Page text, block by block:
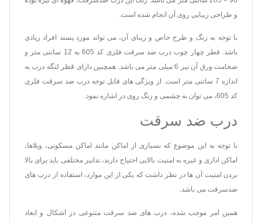
و طراحی زیبایی روی آن انجام شده است.
با توجه به رنگ و طرح خاص و زیبای آن، می تواند مورد پسند افراد زیادی
باشد. قطر چهار چوب درب ضد سرقت فلزی کد 605 به 12 سانتی متر و
ضخامت ورق آن نیز 6 میلی متر می باشد. همچنین دارای قطر لنگه درب به
اندازه 7 سانتی متر است. از ویژگی های قابل توجه درب ضد سرقت فلزی
کد 605، می توان به چشمی و زنگ روی در اشاره نمود.
درب ضد سرقت
با توجه به این موضوع که بسیاری از اماکن مانند اماکن مسکونی، ویلاها،
اماکن اداری و غیره به امنیت بالایی احتیاج دارند، تدابیر مختلفی باید برای بالا
بردن امنیت آن ها در نظر داشت که یکی از این موارد، استفاده از درب های
ضدسرقت می باشد.
همین امر موجب شده، درب های ضد سرقت متنوعی در اشکال و ابعاد